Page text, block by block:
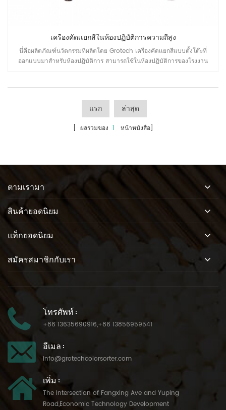
เครื่องคัดเเยกสีในห้องปฏิบัติการความถี่สูง
นี่คือผลิตภัณฑ์นวัตกรรมที่ผลิตโดย Grotech เครื่องคัดเเยกสีแบบตั้งโต๊ะที่
ออกแบบมาสำหรับห้องปฏิบัติการ สามารถใช้ในห้องปฏิบัติการของโรงงาน
แรก ล่าสุด
[ ผลรวมของ 1 หน้าหนังสือ]
ตามเรามา
สินค้ายอดนิยม
แท็กยอดนิยม
สมัครสมาชิกกับเรา
โทรศัพท์ :
+86 13635690916,+86 13856959541
อีเมล :
info@grotechcolorsorter.com
เพิ่ม :
The Intersection of Fangxing Ave and Yuping
Road,Economic Technology Development